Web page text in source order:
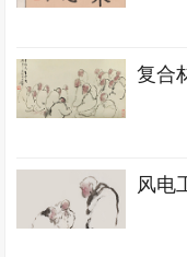
复合
风电